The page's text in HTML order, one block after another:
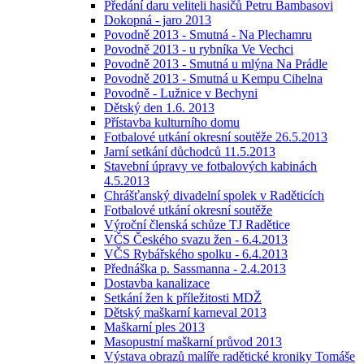
Předání daru veliteli hasičů Petru Bambasovi
Dokopná - jaro 2013
Povodně 2013 - Smutná - Na Plechamru
Povodně 2013 - u rybníka Ve Vechci
Povodně 2013 - Smutná u mlýna Na Prádle
Povodně 2013 - Smutná u Kempu Cihelna
Povodně - Lužnice v Bechyni
Dětský den 1.6. 2013
Přístavba kulturního domu
Fotbalové utkání okresní soutěže 26.5.2013
Jarní setkání důchodců 11.5.2013
Stavební úpravy ve fotbalových kabinách
4.5.2013
Chrášťanský divadelní spolek v Raděticích
Fotbalové utkání okresní soutěže
Výroční členská schůze TJ Radětice
VČS Českého svazu žen - 6.4.2013
VČS Rybářského spolku - 6.4.2013
Přednáška p. Sassmanna - 2.4.2013
Dostavba kanalizace
Setkání žen k příležitosti MDŽ
Dětský maškarní karneval 2013
Maškarní ples 2013
Masopustní maškarní průvod 2013
Výstava obrazů malíře radětické kroniky Tomáše